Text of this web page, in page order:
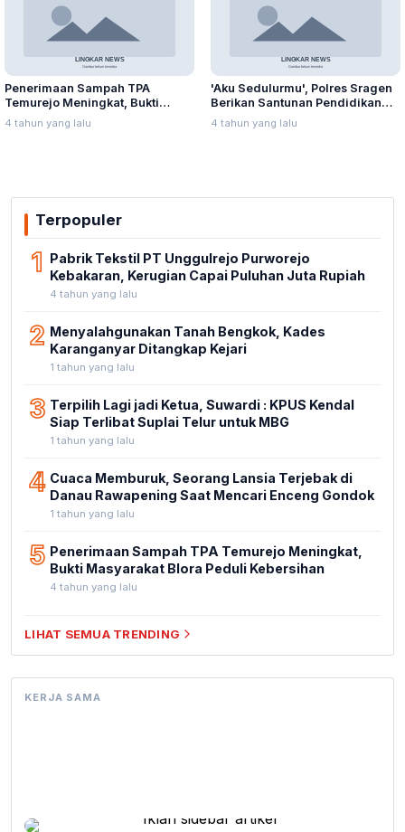
Penerimaan Sampah TPA
Temurejo Meningkat, Bukti
Masyarakat Blora Peduli
Kebersihan
4 tahun yang lalu
'Aku Sedulurmu', Polres Sragen
Berikan Santunan Pendidikan
Anak Yatim Piatu
4 tahun yang lalu
Terpopuler
1 Pabrik Tekstil PT Unggulrejo Purworejo
Kebakaran, Kerugian Capai Puluhan Juta Rupiah
4 tahun yang lalu
2 Menyalahgunakan Tanah Bengkok, Kades
Karanganyar Ditangkap Kejari
1 tahun yang lalu
3 Terpilih Lagi jadi Ketua, Suwardi : KPUS Kendal
Siap Terlibat Suplai Telur untuk MBG
1 tahun yang lalu
4 Cuaca Memburuk, Seorang Lansia Terjebak di
Danau Rawapening Saat Mencari Enceng Gondok
1 tahun yang lalu
5 Penerimaan Sampah TPA Temurejo Meningkat,
Bukti Masyarakat Blora Peduli Kebersihan
4 tahun yang lalu
LIHAT SEMUA TRENDING
KERJA SAMA